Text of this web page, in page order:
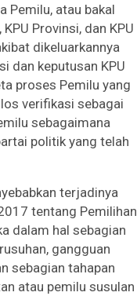
Pemilu, atau bakal
Provinsi, dan KPU
dikeluarkannya
dan keputusan KPU
proses Pemilu yang
verifikasi sebagai
sebagaimana
politik yang telah
terjadinya
tentang Pemilihan
dalam hal sebagian
gangguan
sebagian tahapan
atau pemilu susulan